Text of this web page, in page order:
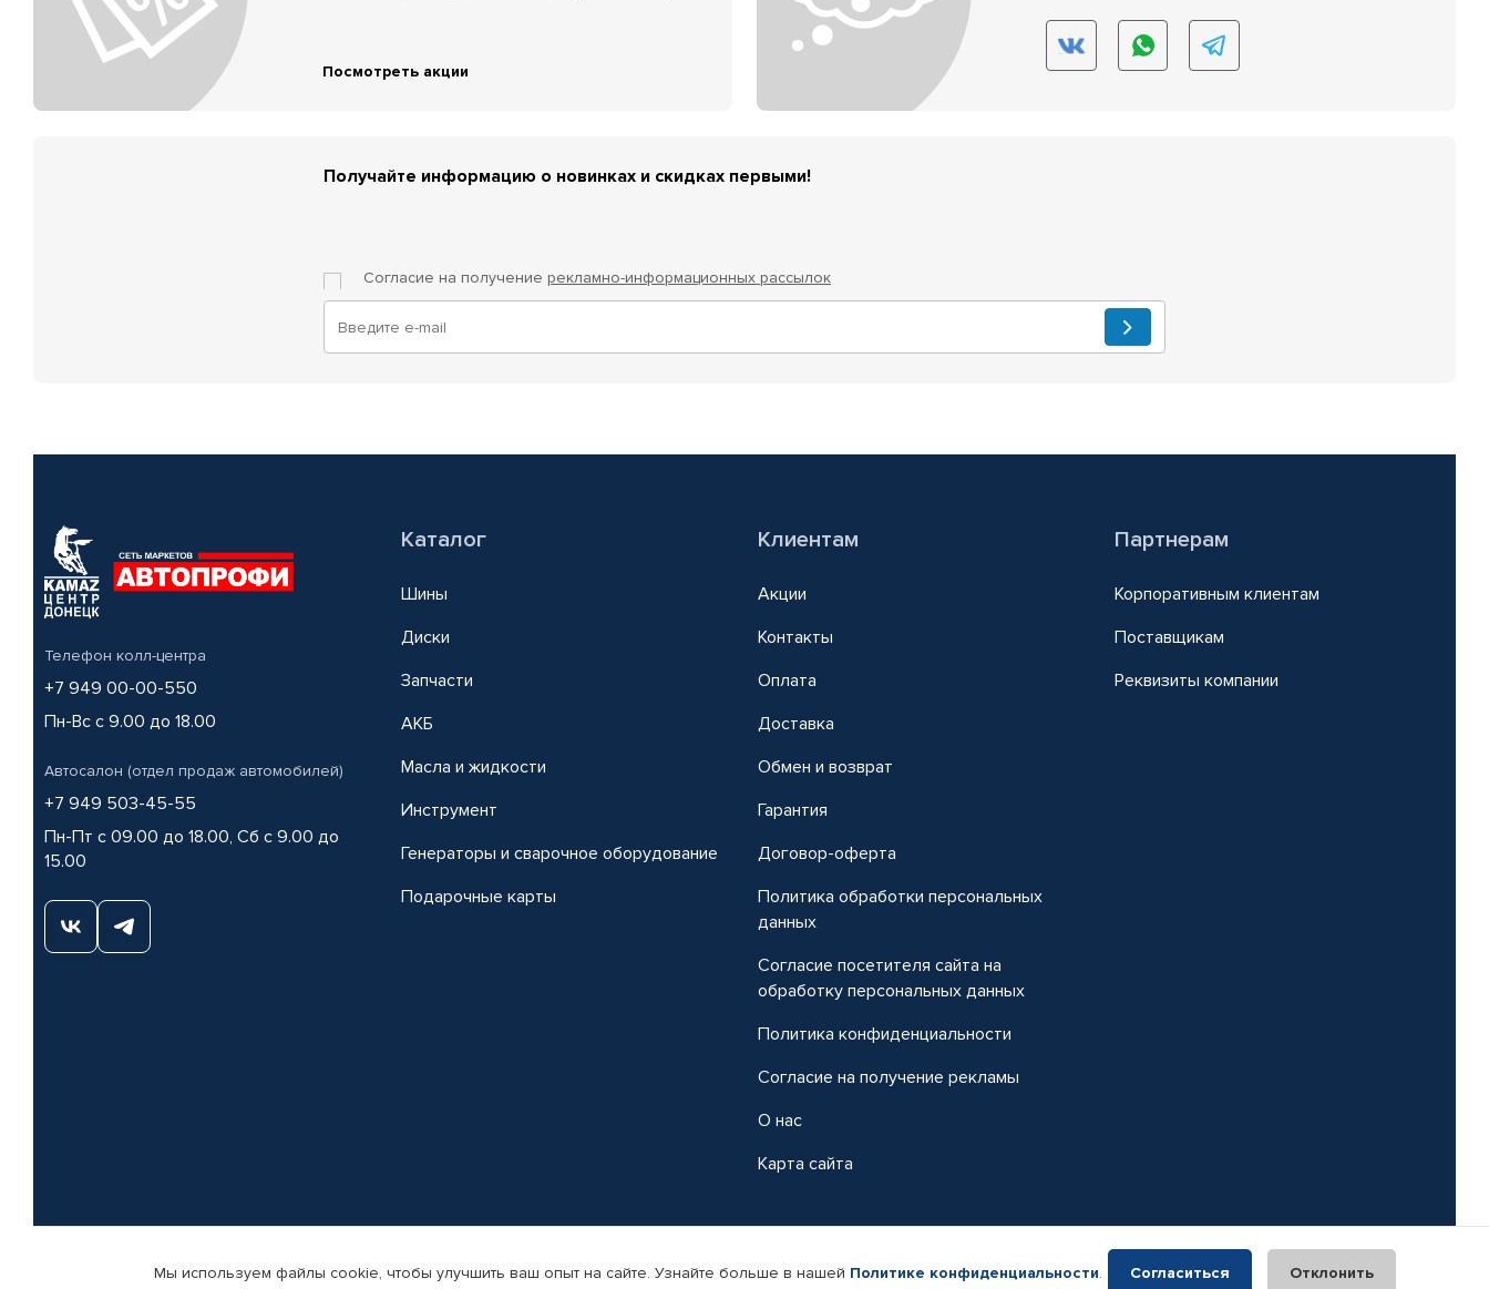
Посмотреть акции
Получайте информацию о новинках и скидках первыми!
Согласие на получение рекламно-информационных рассылок
Телефон колл-центра
+7 949 00-00-550
Пн-Вс с 9.00 до 18.00
Автосалон (отдел продаж автомобилей)
+7 949 503-45-55
Пн-Пт с 09.00 до 18.00, Сб с 9.00 до
15.00
Каталог
Шины
Диски
Запчасти
АКБ
Масла и жидкости
Инструмент
Генераторы и сварочное оборудование
Подарочные карты
Клиентам
Акции
Контакты
Оплата
Доставка
Обмен и возврат
Гарантия
Договор-оферта
Политика обработки персональных
данных
Согласие посетителя сайта на
обработку персональных данных
Политика конфиденциальности
Согласие на получение рекламы
О нас
Карта сайта
Партнерам
Корпоративным клиентам
Поставщикам
Реквизиты компании
© КАМАЗ ЦЕНТР ДОНЕЦК, 2015-2026. Все права защищены. Интернет-магазин автомобильных товаров Автопрофи.
Мы используем файлы cookie, чтобы улучшить ваш опыт на сайте. Узнайте больше в нашей Политике конфиденциальности. Согласиться Отклонить